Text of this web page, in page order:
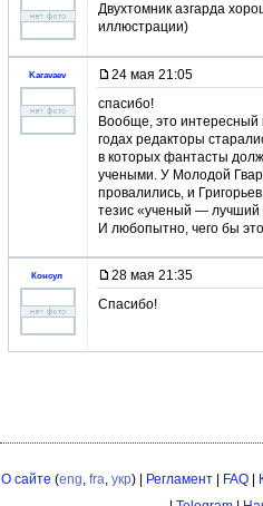
Двухтомник азгарда
иллюстрации)
Karavaev 24 мая 21:05
спасибо!
Вообще, это интересный
годах редакторы
в которых фантасты
учеными. У Молодой
провалились, и
тезис «ученый — лучший
И любопытно, чего бы
Консул 28 мая 21:35
Спасибо!
О сайте (eng, fra, укр) | Регламент| FAQ|